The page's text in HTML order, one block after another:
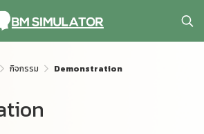
กิจกรรม Demonstration